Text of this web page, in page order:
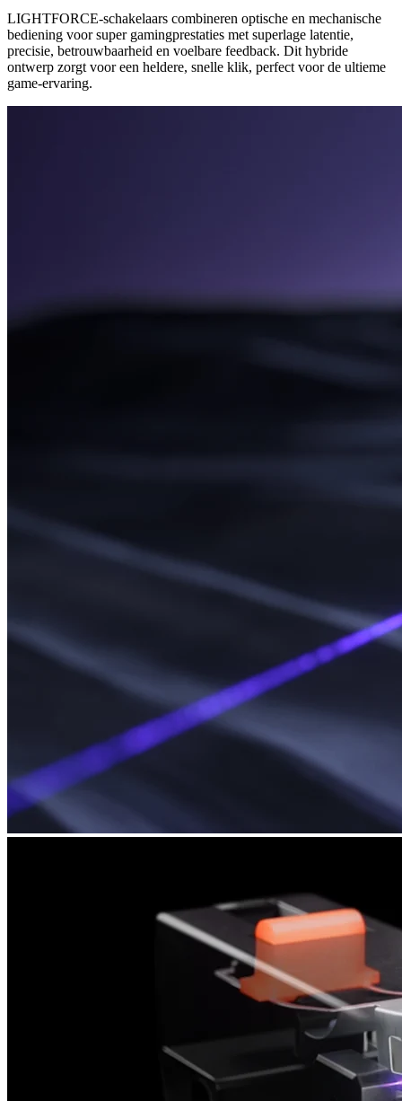
LIGHTFORCE-schakelaars combineren optische en mechanische
bediening voor super gamingprestaties met superlage latentie,
precisie, betrouwbaarheid en voelbare feedback. Dit hybride
ontwerp zorgt voor een heldere, snelle klik, perfect voor de ultieme
game-ervaring.